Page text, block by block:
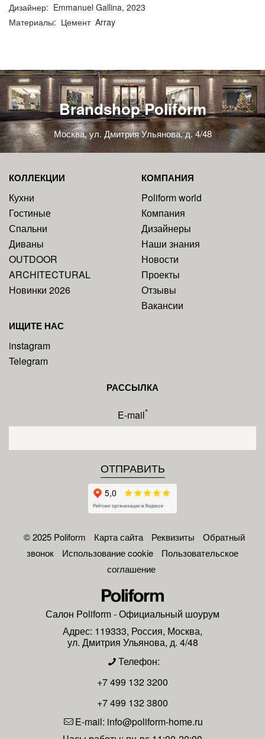
Дизайнер: Emmanuel Gallina, 2023
Материалы: Цемент Array
Brandshop Poliform
Москва, ул. Дмитрия Ульянова, д. 4/48
КОЛЛЕКЦИИ
Кухни
Гостиные
Спальни
Диваны
OUTDOOR
ARCHITECTURAL
Новинки 2026
КОМПАНИЯ
Poliform world
Компания
Дизайнеры
Наши знания
Новости
Проекты
Отзывы
Вакансии
ИЩИТЕ НАС
instagram
Telegram
РАССЫЛКА
E-mail*
© 2025 Poliform Карта сайта Реквизиты
Обратный
звонок
Использование cookie
Пользовательское
соглашение
Салон Poliform- Официальный шоурум
Адрес: 119333, Россия, Москва,
ул. Дмитрия Ульянова, д. 4/48
Телефон:
+7 499 132 3200
+7 499 132 3800
E-mail: info@poliform-home.ru